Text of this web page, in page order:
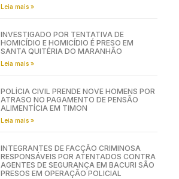
Leia mais »
INVESTIGADO POR TENTATIVA DE
HOMICÍDIO E HOMICÍDIO É PRESO EM
SANTA QUITÉRIA DO MARANHÃO
Leia mais »
POLÍCIA CIVIL PRENDE NOVE HOMENS POR
ATRASO NO PAGAMENTO DE PENSÃO
ALIMENTÍCIA EM TIMON
Leia mais »
INTEGRANTES DE FACÇÃO CRIMINOSA
RESPONSÁVEIS POR ATENTADOS CONTRA
AGENTES DE SEGURANÇA EM BACURI SÃO
PRESOS EM OPERAÇÃO POLICIAL